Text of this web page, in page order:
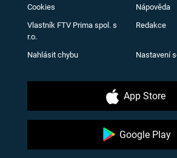
Cookies Nápověda
Vlastník FTV Prima spol. s
r.o.
Redakce
Nahlásit chybu Nastavení
App Store
Google Play